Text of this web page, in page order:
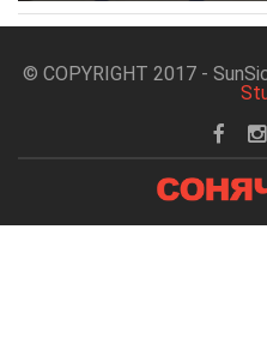
© COPYRIGHT 2017 -